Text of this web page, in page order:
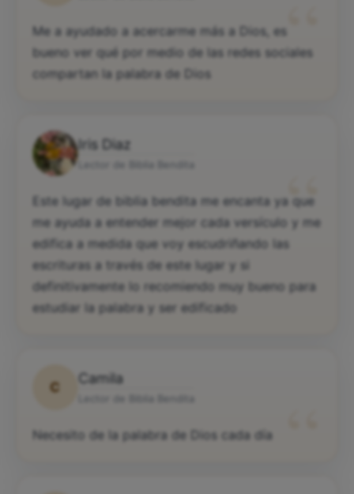
“
Me a ayudado a acercarme más a Dios, es
bueno ver qué por medio de las redes sociales
compartan la palabra de Dios
Iris Diaz
“
Este lugar de biblia bendita me encanta ya que
me ayuda a entender mejor cada versículo y me
edifica a medida que voy escudriñando las
escrituras a través de este lugar y si
definitivamente lo recomiendo muy bueno para
estudiar la palabra y ser edificado
C
Camila
Necesito de la palabra de Dios cada día